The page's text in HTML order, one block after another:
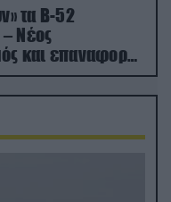
τα Β-52
Νέος
και επαναφορά